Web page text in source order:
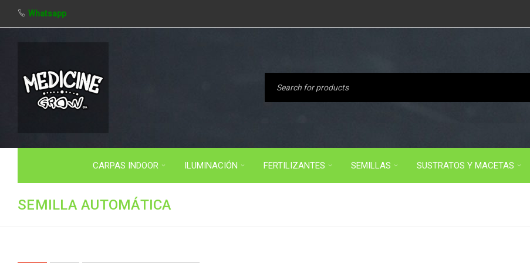
Whatsapp
CARPAS INDOOR ILUMINACIÓN FERTILIZANTES SEMILLAS SUSTRATOS Y MACETAS
SEMILLA AUTOMÁTICA